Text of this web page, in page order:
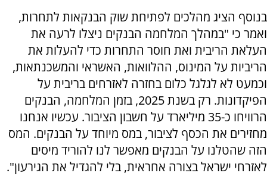
בנוסף הציג מהלכים לפתיחת שוק הבנקאות לתחרות,
ואמר כי "במהלך המלחמה הבנקים ניצלו לרעה את
העלאת הריבית ואת חוסר התחרות כדי להעלות את
הריביות על המינוס, ההלוואות, האשראי והמשכנתאות,
וכמעט לא לגלגל כלום בחזרה לאזרחים בריבית על
הפיקדונות. רק בשנת 2025, בזמן המלחמה, הבנקים
הרוויחו כ-35 מיליארד על חשבון הציבור. עכשיו אנחנו
מחזירים את הכסף לציבור, במס מיוחד על הבנקים. המס
הזה שהטלנו על הבנקים מאפשר לנו להוריד מיסים
לאזרחי ישראל בצורה אחראית, בלי להגדיל את הגירעון".